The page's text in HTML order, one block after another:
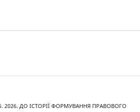
2026. ДО ІСТОРІЇ ФОРМУВАННЯ ПРАВОВОГО